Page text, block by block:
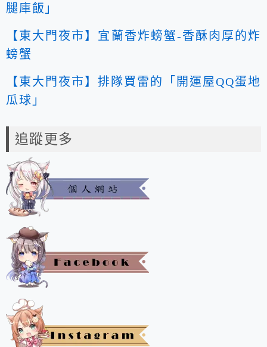
腿庫飯」
【東大門夜市】宜蘭香炸螃蟹-香酥肉厚的炸
螃蟹
【東大門夜市】排隊買雷的「開運屋QQ蛋地
瓜球」
追蹤更多